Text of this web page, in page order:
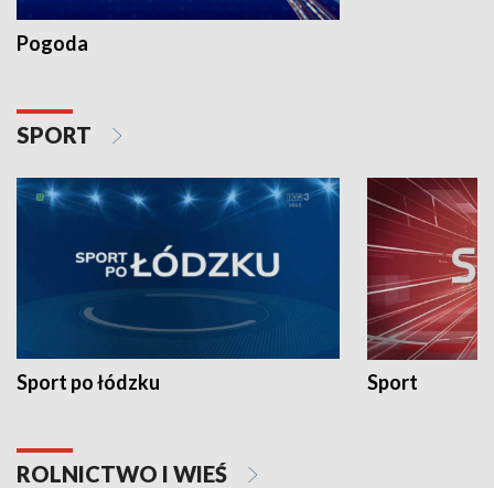
Pogoda
SPORT
Sport po łódzku Sport
ROLNICTWO I WIEŚ